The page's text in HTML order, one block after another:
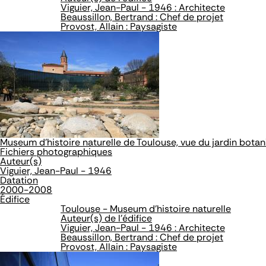
Viguier, Jean-Paul - 1946 : Architecte
Beaussillon, Bertrand : Chef de projet
Provost, Allain : Paysagiste
Museum d'histoire naturelle de Toulouse, vue du jardin
Fichiers photographiques
Auteur(s)
Viguier, Jean-Paul - 1946
Datation
2000-2008
Édifice
Toulouse - Museum d'histoire naturelle
Auteur(s) de l'édifice
Viguier, Jean-Paul - 1946 : Architecte
Beaussillon, Bertrand : Chef de projet
Provost, Allain : Paysagiste